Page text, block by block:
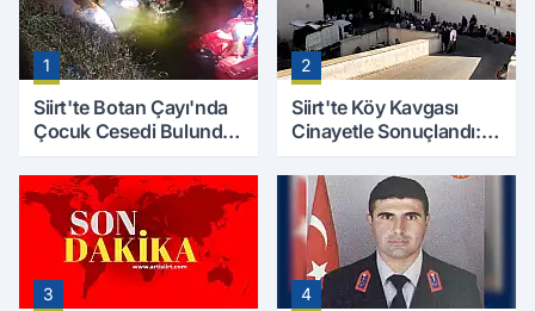
1
Siirt'te Botan Çayı'nda
Çocuk Cesedi Bulundu:
Çalışmaları Başlıyor
2
Siirt'te Köy Kavgası
Cinayetle Sonuçlandı:
Kaybetti
3 4